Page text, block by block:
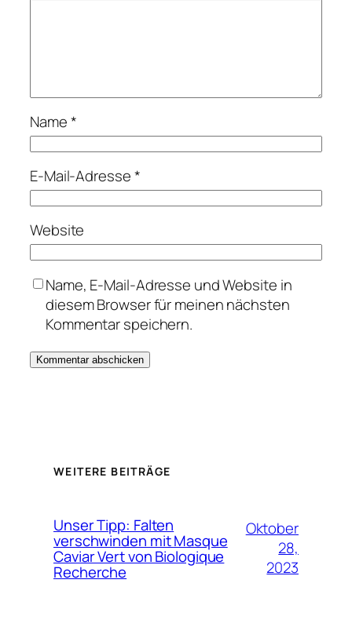
Name*
E-Mail-Adresse*
Website
Name, E-Mail-Adresse und Website in
diesem Browser für meinen nächsten
Kommentar speichern.
WEITERE BEITRÄGE
Unser Tipp: Falten
verschwinden mit Masque
Caviar Vert von Biologique
Recherche
Oktober
28,
2023